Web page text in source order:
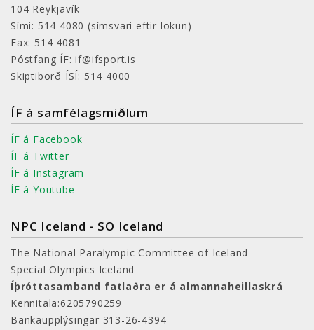
104 Reykjavík
Sími: 514 4080(símsvari eftir lokun)
Fax: 514 4081
Póstfang ÍF: if@ifsport.is
Skiptiborð ÍSÍ: 514 4000
ÍF á samfélagsmiðlum
ÍF á Facebook
ÍF á Twitter
ÍF á Instagram
ÍF á Youtube
NPC Iceland - SO Iceland
The National Paralympic Committee of Iceland
Special Olympics Iceland
Íþróttasamband fatlaðra er á almannaheillaskrá
Kennitala:6205790259
Bankaupplýsingar 313-26-4394